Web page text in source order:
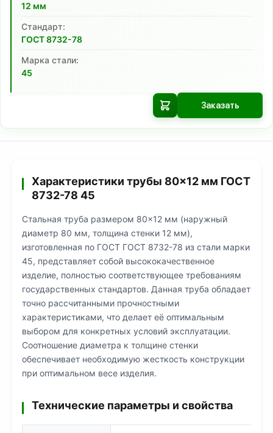
12 мм
Cтандарт:
ГОСТ 8732-78
Марка стали:
45
Заказать
Характеристики трубы 80×12 мм ГОСТ
8732-78 45
Стальная труба размером 80×12 мм (наружный
диаметр 80 мм, толщина стенки 12 мм),
изготовленная по ГОСТ ГОСТ 8732-78 из стали марки
45, представляет собой высококачественное
изделие, полностью соответствующее требованиям
государственных стандартов. Данная труба обладает
точно рассчитанными прочностными
характеристиками, что делает её оптимальным
выбором для конкретных условий эксплуатации.
Соотношение диаметра к толщине стенки
обеспечивает необходимую жесткость конструкции
при оптимальном весе изделия.
Технические параметры и свойства